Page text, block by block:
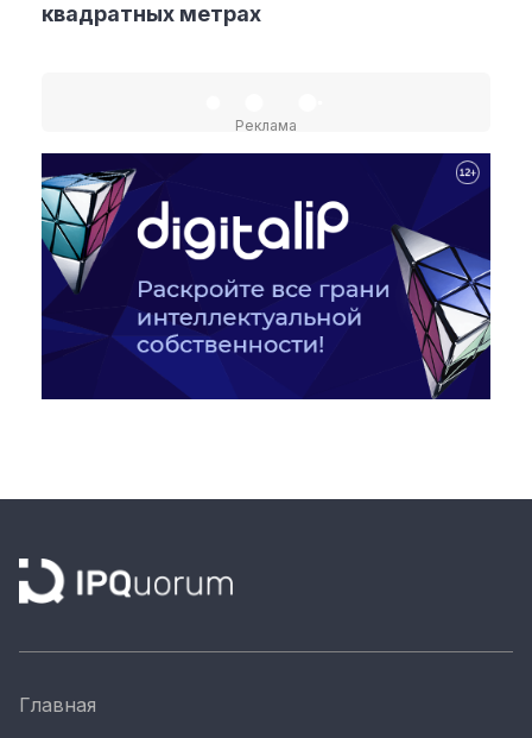
Интеллектуальная собственность
Дизайн и мода
Реклама и маркетинг
Архитектура и урбанистика
Наука и технологии
Медиа
Образование
Издательское дело
Материалы партнеров
Artists / Художники.РФ
n'RIS
квадратных метрах
Реклама
Главная